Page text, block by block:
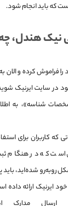
که باید انجام شود.
هندل، چه
کرده و الان به
خود در سایت ایرنیک
شناسه»، به
که کاربران برای
است که در هنگام
روبه‌رو شده‌اید، باید
ایرنیک ارائه داده
ارسال مدارک